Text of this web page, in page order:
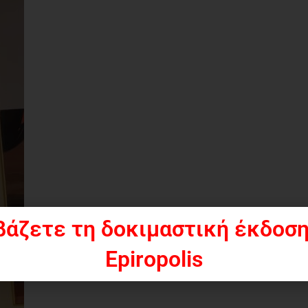
τη δοκιμαστική
Epiropolis